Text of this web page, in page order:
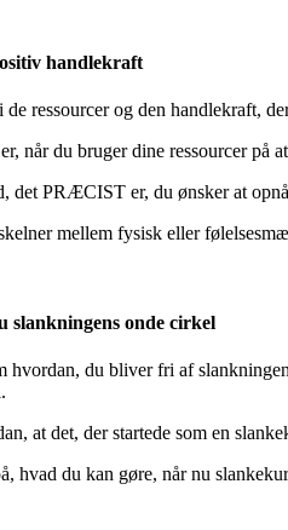
handlekraft
ressourcer og den handlekraft,
når du bruger dine ressourcer
det PRÆCIST er, du ønsker at
mellem fysisk eller
slankningens onde cirkel
hvordan, du bliver fri af
at det, der startede som en
hvad du kan gøre, når nu